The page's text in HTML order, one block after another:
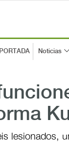
PORTADA Noticias
lesionados,